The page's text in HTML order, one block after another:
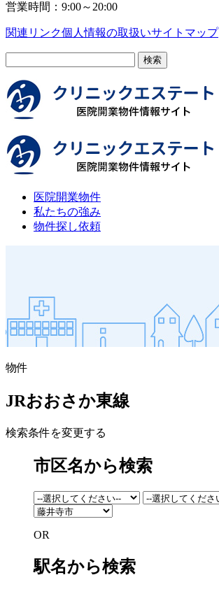
営業時間：9:00～20:00
関連リンク個人情報の取扱いサイトマップ
医院開業物件
私たちの強み
物件探し依頼
物件
JRおおさか東線
検索条件を変更する
市区名から検索
OR
駅名から検索